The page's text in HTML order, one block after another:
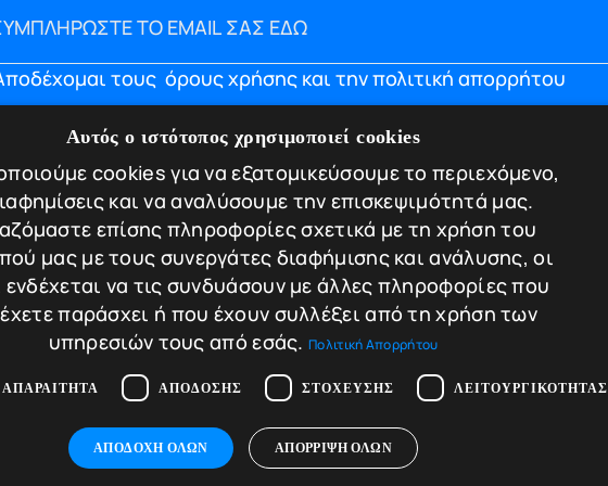
τουςόρους χρήσης και την πολιτική απορρήτου
ΠΛΗΡΟΦΟΡΙΕΣ
Υπηρεσίες
Πιστοποιήσεις
Πολιτική απορρήτου
Τρόποι πληρωμής
Πολιτική Επιστροφών /
Ακυρώσεων
with hard work and love by
Αυτός ο ιστότοπος χρησιμοποιεί cookies
cookies για να εξατομικεύσουμε το περιεχόμενο,
και να αναλύσουμε την επισκεψιμότητά μας.
επίσης πληροφορίες σχετικά με τη χρήση του
μας με τους συνεργάτες διαφήμισης και ανάλυσης, οι
ενδέχεται να τις συνδυάσουν με άλλες πληροφορίες που
παράσχει ή που έχουν συλλέξει από τη χρήση των
υπηρεσιών τους από εσάς.Πολιτική Απορρήτου
ΑΠΌΔΟΣΗΣ ΣΤΌΧΕΥΣΗΣ ΛΕΙΤΟΥΡΓΙΚΌΤΗΤΑΣ
ΑΠΟΔΟΧΉ ΌΛΩΝ ΑΠΌΡΡΙΨΗ ΌΛΩΝ